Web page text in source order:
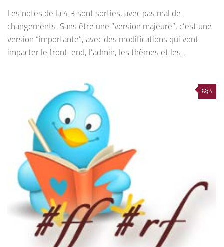
Les notes de la 4.3 sont sorties, avec pas mal de
changements. Sans être une “version majeure”, c’est une
version “importante”, avec des modifications qui vont
impacter le front-end, l’admin, les thèmes et les...
4